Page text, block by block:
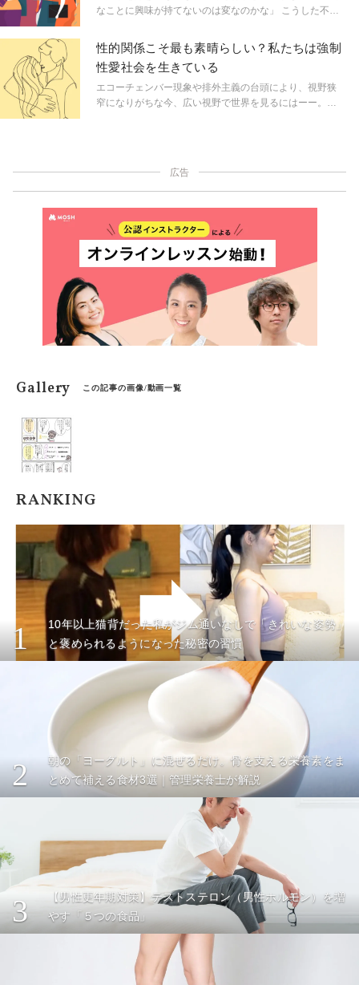
れています。男女二元論や恋愛や結婚への考え方な
いさつさんも“当たり前”にとらわれたり、人の顔色をうか
がうクセに悩んだりした経験があると言います。詳しく
お話を伺いました。
なことに興味が持てないのは変なのかな」 こうした不安
くありません。今回はアセクシャル／アロマンティック
についてご紹介します。
性的関係こそ最も素晴らしい？私たちは強制
性愛社会を生きている
エコーチェンバー現象や排外主義の台頭により、視野狭
窄になりがちな今、広い視野で世界を見るにはーー。フ
広告
Gallery この記事の画像/動画一覧
RANKING
1
10年以上猫背だった私がジム通いなしで「きれいな姿勢」
と褒められるようになった秘密の習慣
2
朝の「ヨーグルト」に混ぜるだけ。骨を支える栄養素をま
とめて補える食材3選｜管理栄養士が解説
3
【男性更年期対策】テストステロン（男性ホルモン）を増
やす「５つの食品」